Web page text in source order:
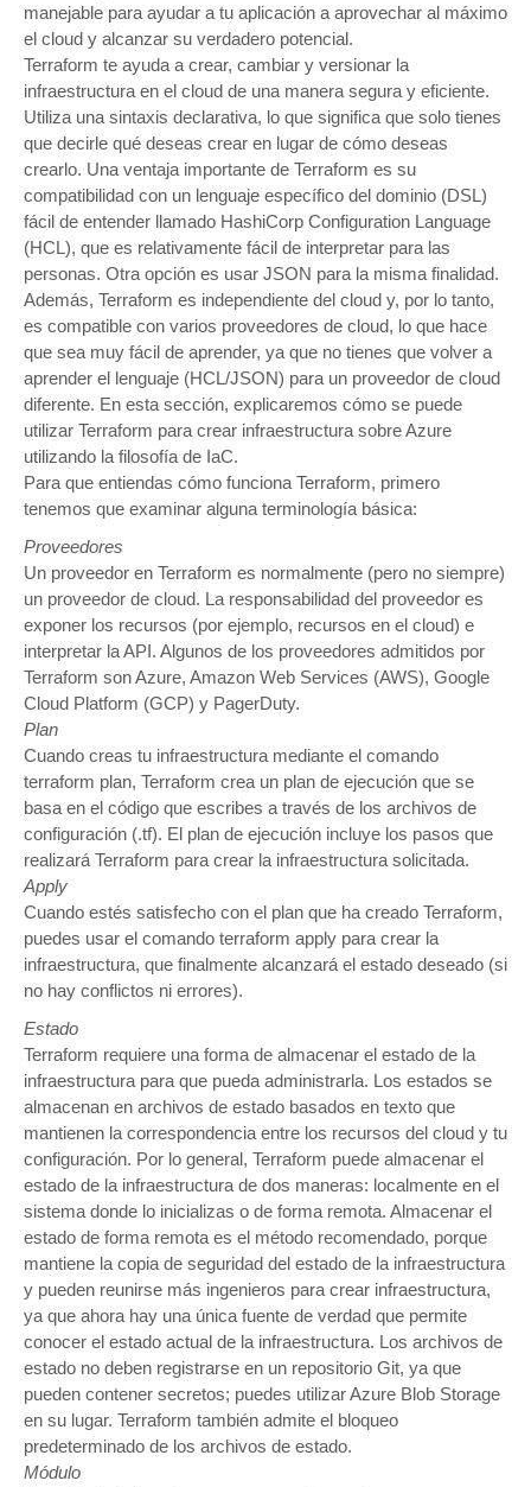
manejable para ayudar a tu aplicación a aprovechar al máximo
el cloud y alcanzar su verdadero potencial.
Terraform te ayuda a crear, cambiar y versionar la
infraestructura en el cloud de una manera segura y eficiente.
Utiliza una sintaxis declarativa, lo que significa que solo tienes
que decirle qué deseas crear en lugar de cómo deseas
crearlo. Una ventaja importante de Terraform es su
compatibilidad con un lenguaje específico del dominio (DSL)
fácil de entender llamado HashiCorp Configuration Language
(HCL), que es relativamente fácil de interpretar para las
personas. Otra opción es usar JSON para la misma finalidad.
Además, Terraform es independiente del cloud y, por lo tanto,
es compatible con varios proveedores de cloud, lo que hace
que sea muy fácil de aprender, ya que no tienes que volver a
aprender el lenguaje (HCL/JSON) para un proveedor de cloud
diferente. En esta sección, explicaremos cómo se puede
utilizar Terraform para crear infraestructura sobre Azure
utilizando la filosofía de IaC.
Para que entiendas cómo funciona Terraform, primero
tenemos que examinar alguna terminología básica:
Proveedores
Un proveedor en Terraform es normalmente (pero no siempre)
un proveedor de cloud. La responsabilidad del proveedor es
exponer los recursos (por ejemplo, recursos en el cloud) e
interpretar la API. Algunos de los proveedores admitidos por
Terraform son Azure, Amazon Web Services (AWS), Google
Cloud Platform (GCP) y PagerDuty.
Plan
Cuando creas tu infraestructura mediante el comando
terraform plan, Terraform crea un plan de ejecución que se
basa en el código que escribes a través de los archivos de
configuración (.tf). El plan de ejecución incluye los pasos que
realizará Terraform para crear la infraestructura solicitada.
Apply
Cuando estés satisfecho con el plan que ha creado Terraform,
puedes usar el comando terraform apply para crear la
infraestructura, que finalmente alcanzará el estado deseado (si
no hay conflictos ni errores).
Estado
Terraform requiere una forma de almacenar el estado de la
infraestructura para que pueda administrarla. Los estados se
almacenan en archivos de estado basados en texto que
mantienen la correspondencia entre los recursos del cloud y tu
configuración. Por lo general, Terraform puede almacenar el
estado de la infraestructura de dos maneras: localmente en el
sistema donde lo inicializas o de forma remota. Almacenar el
estado de forma remota es el método recomendado, porque
mantiene la copia de seguridad del estado de la infraestructura
y pueden reunirse más ingenieros para crear infraestructura,
ya que ahora hay una única fuente de verdad que permite
conocer el estado actual de la infraestructura. Los archivos de
estado no deben registrarse en un repositorio Git, ya que
pueden contener secretos; puedes utilizar Azure Blob Storage
en su lugar. Terraform también admite el bloqueo
predeterminado de los archivos de estado.
Módulo